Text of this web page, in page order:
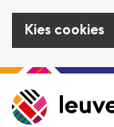
Kies cookies
Overslaan
en
naar